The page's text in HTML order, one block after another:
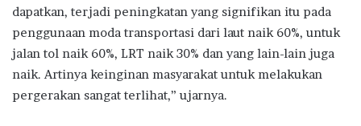
dapatkan, terjadi peningkatan yang signifikan itu pada
penggunaan moda transportasi dari laut naik 60%, untuk
jalan tol naik 60%, LRT naik 30% dan yang lain-lain juga
naik. Artinya keinginan masyarakat untuk melakukan
pergerakan sangat terlihat,” ujarnya.